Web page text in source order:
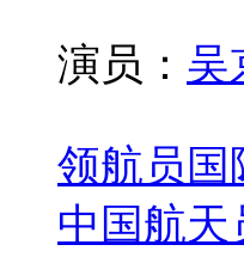
演员： 吴
领航员国
中国航天